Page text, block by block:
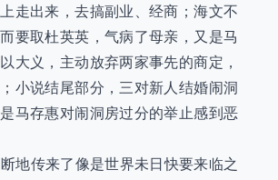
走出来，去搞副业、经商；海文不
要取杜英英，气病了母亲，又是马
大义，主动放弃两家事先的商定，
小说结尾部分，三对新人结婚闹洞
马存惠对闹洞房过分的举止感到恶
地传来了像是世界未日快要来临之